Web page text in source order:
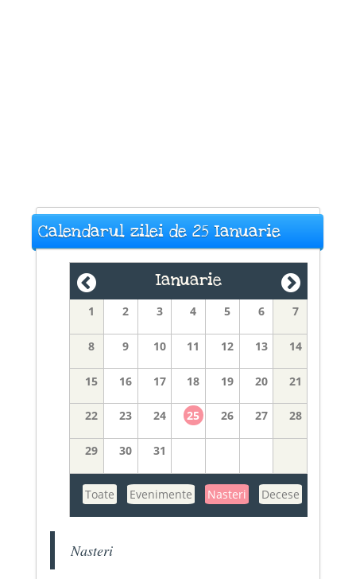
Calendarul zilei de 25 Ianuarie
Ianuarie
1 2 3 4 5 6 7
8 9 10 11 12 13 14
15 16 17 18 19 20 21
22 23 24 25 26 27 28
29 30 31
Toate Evenimente Nasteri Decese
Nasteri